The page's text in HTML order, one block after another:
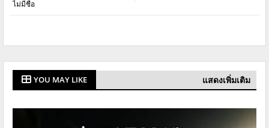
ไม่มีชื่อ
YOU MAY LIKE แสดงเพิ่มเติม